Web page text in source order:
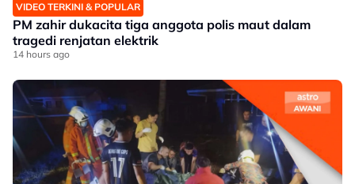
VIDEO TERKINI & POPULAR
PM zahir dukacita tiga anggota polis maut dalam
tragedi renjatan elektrik
14 hours ago